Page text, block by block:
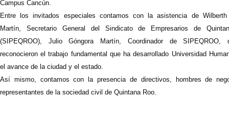
Campus Cancún.
Entre los invitados especiales contamos con la asistencia de Wilberth
Martín, Secretario General del Sindicato de Empresarios de
(SIPEQROO), Julio Góngora Martín, Coordinador de SIPEQROO,
reconocieron el trabajo fundamental que ha desarrollado Universidad
el avance de la ciudad y el estado.
Así mismo, contamos con la presencia de directivos, hombres de
representantes de la sociedad civil de Quintana Roo.